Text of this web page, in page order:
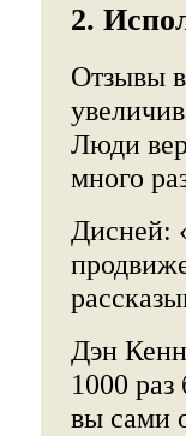
2.
Отзывы
Люди
много
Дисней:
Дэн
1000
вы сами